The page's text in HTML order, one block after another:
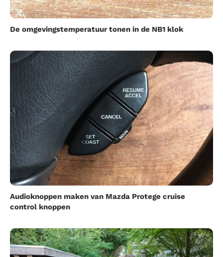
De omgevingstemperatuur tonen in de NB1 klok
Audioknoppen maken van Mazda Protege cruise
control knoppen